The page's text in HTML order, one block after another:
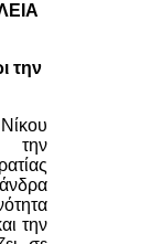
την
την
την